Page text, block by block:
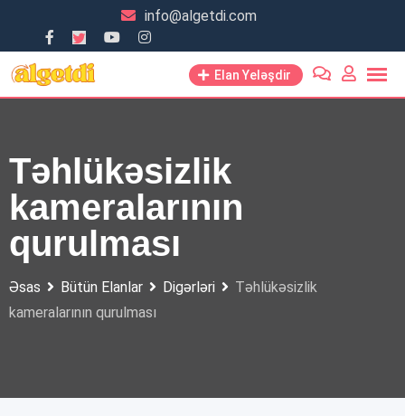
content
info@algetdi.com
Elan Yeləşdir
Təhlükəsizlik
kameralarının
qurulması
Əsas Bütün Elanlar Digərləri
Təhlükəsizlik
kameralarının qurulması